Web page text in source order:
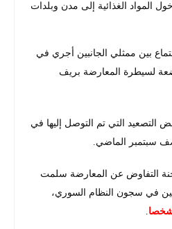
المواد الغذائية إلى مدن وبلدات
بين ممثلي الجانبين أجري في
لسيطرة المعارضة بريف
التصعيد التي تم التوصل إليها في
سبتمبر الماضي.
التفاوض عن المعارضة سلمت
في سجون النظام السوري،
.